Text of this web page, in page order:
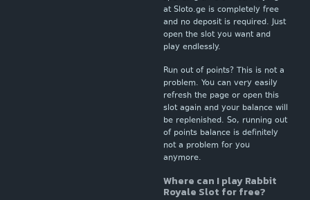
at Sloto.ge is completely free
and no deposit is required. Just
open the slot you want and
play endlessly.
Run out of points? This is not a
problem. You can very easily
refresh the page or open this
slot again and your balance will
be replenished. So, running out
of points balance is definitely
not a problem for you
anymore.
Where can I play Rabbit
Royale Slot for free?